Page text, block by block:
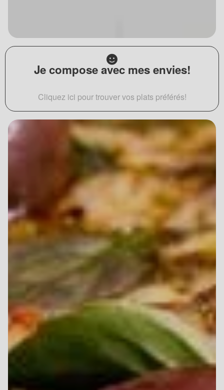
Je compose avec mes envies!
Cliquez ici pour trouver vos plats préférés!